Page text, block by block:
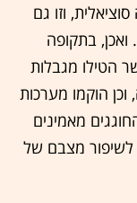
וזו גם
ואכן, בתקופה
הטילו מגבלות
הוקמו מערכות
מאמינים
מצבם של